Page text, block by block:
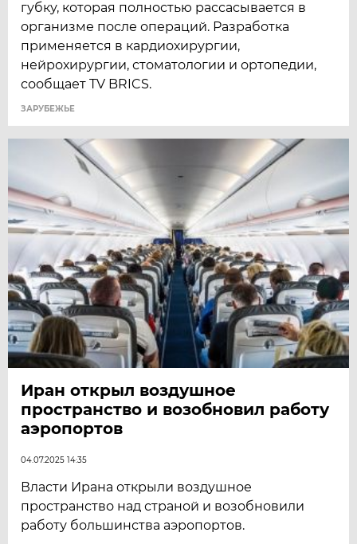
губку, которая полностью рассасывается в
организме после операций. Разработка
применяется в кардиохирургии,
нейрохирургии, стоматологии и ортопедии,
сообщает TV BRICS.
ЗАРУБЕЖЬЕ
Иран открыл воздушное
пространство и возобновил работу
аэропортов
04.07.2025 14:35
Власти Ирана открыли воздушное
пространство над страной и возобновили
работу большинства аэропортов.